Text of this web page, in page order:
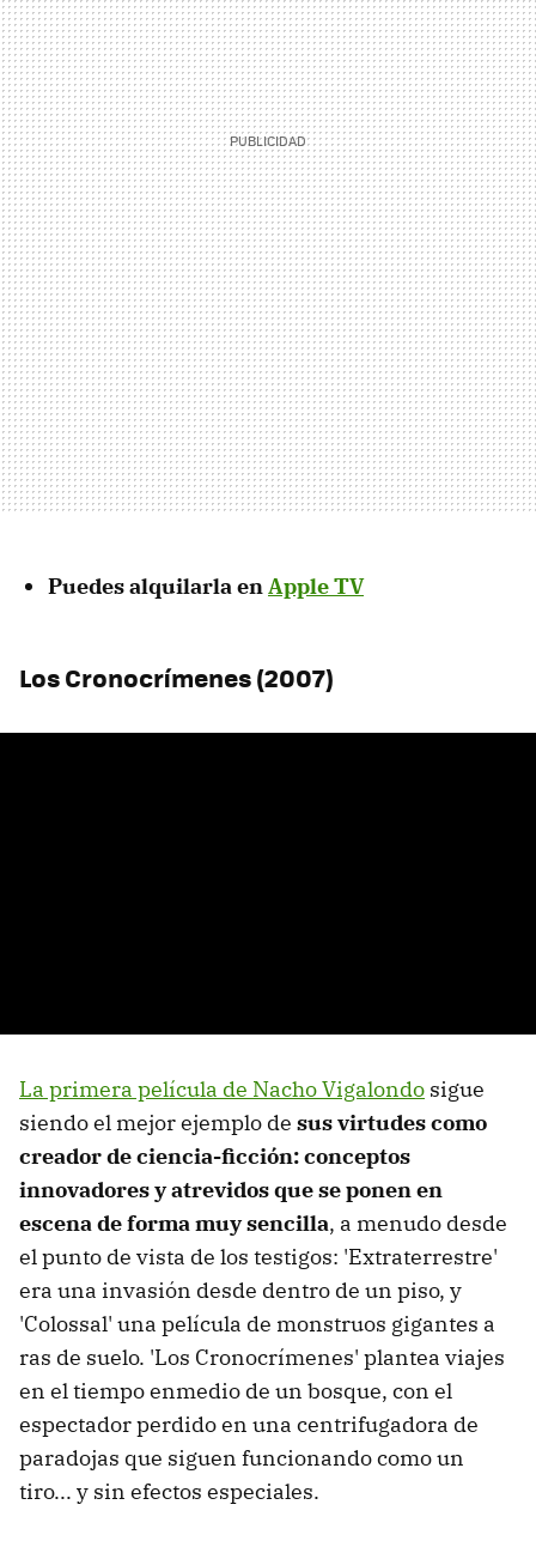
Puedes alquilarla enApple TV
Los Cronocrímenes (2007)
La primera película de Nacho Vigalondo sigue
siendo el mejor ejemplo de sus virtudes como
creador de ciencia-ficción: conceptos
innovadores y atrevidos que se ponen en
escena de forma muy sencilla, a menudo desde
el punto de vista de los testigos: 'Extraterrestre'
era una invasión desde dentro de un piso, y
'Colossal' una película de monstruos gigantes a
ras de suelo. 'Los Cronocrímenes' plantea viajes
en el tiempo enmedio de un bosque, con el
espectador perdido en una centrifugadora de
paradojas que siguen funcionando como un
tiro... y sin efectos especiales.